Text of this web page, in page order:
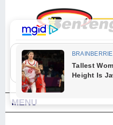
"Sesungguhnya Allah dan para
Wahai orang-orang yang beriman,
ucapkanlah salam dengan penuh
Ahzab
MENU